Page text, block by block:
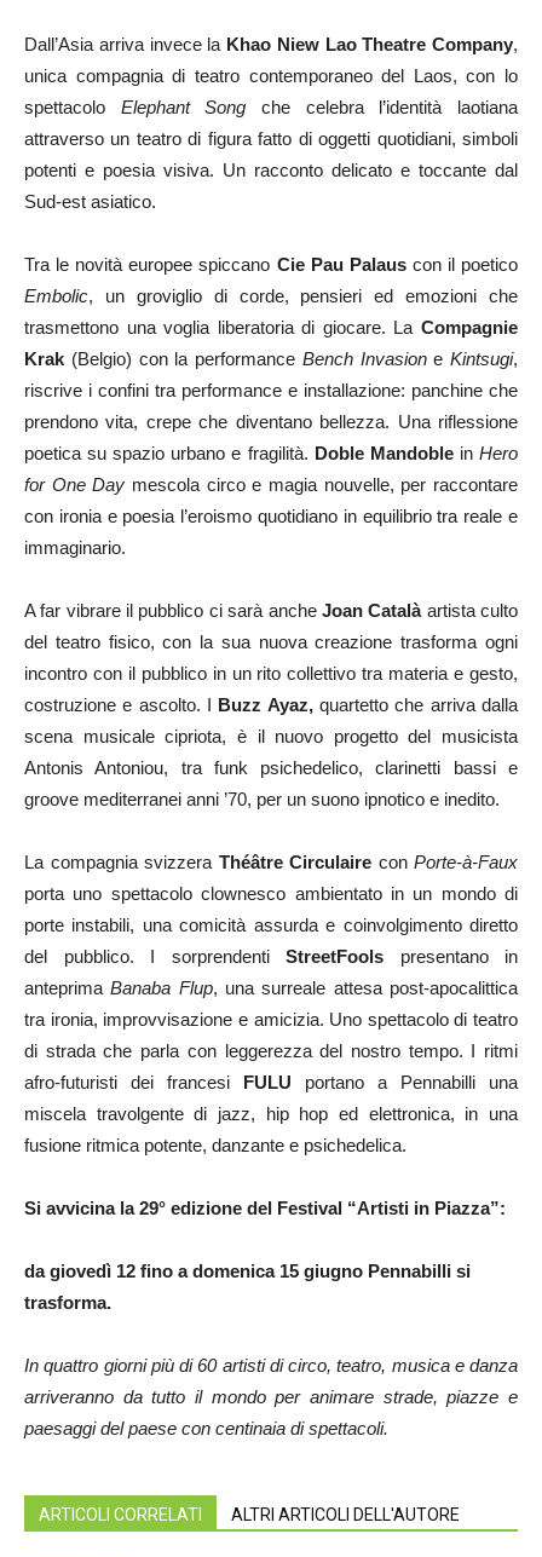
Dall’Asia arriva invece la Khao Niew Lao Theatre Company,
unica compagnia di teatro contemporaneo del Laos, con lo
spettacolo Elephant Song che celebra l’identità laotiana
attraverso un teatro di figura fatto di oggetti quotidiani, simboli
potenti e poesia visiva. Un racconto delicato e toccante dal
Sud-est asiatico.
Tra le novità europee spiccano Cie Pau Palauscon il poetico
Embolic, un groviglio di corde, pensieri ed emozioni che
trasmettono una voglia liberatoria di giocare. La Compagnie
Krak (Belgio) con la performance Bench Invasione Kintsugi,
riscrive i confini tra performance e installazione: panchine che
prendono vita, crepe che diventano bellezza. Una riflessione
poetica su spazio urbano e fragilità. Doble MandobleinHero
for One Day mescola circo e magia nouvelle, per raccontare
con ironia e poesia l’eroismo quotidiano in equilibrio tra reale e
immaginario.
A far vibrare il pubblico ci sarà anche Joan Català artista culto
del teatro fisico, con la sua nuova creazione trasforma ogni
incontro con il pubblico in un rito collettivo tra materia e gesto,
costruzione e ascolto. I Buzz Ayaz,quartetto che arriva dalla
scena musicale cipriota, è il nuovo progetto del musicista
Antonis Antoniou, tra funk psichedelico, clarinetti bassi e
groove mediterranei anni ’70, per un suono ipnotico e inedito.
La compagnia svizzera Théâtre Circulaire con Porte-à-Faux
porta uno spettacolo clownesco ambientato in un mondo di
porte instabili, una comicità assurda e coinvolgimento diretto
del pubblico. I sorprendenti StreetFools presentano in
anteprimaBanaba Flup, una surreale attesa post-apocalittica
tra ironia, improvvisazione e amicizia. Uno spettacolo di teatro
di strada che parla con leggerezza del nostro tempo. I ritmi
afro-futuristi dei francesi FULU portano a Pennabilli una
miscela travolgente di jazz, hip hop ed elettronica, in una
fusione ritmica potente, danzante e psichedelica.
Si avvicina la 29° edizione del Festival “Artisti in Piazza”:
da giovedì 12 fino a domenica 15 giugno Pennabilli si
trasforma.
In quattro giorni più di 60 artisti di circo, teatro, musica e danza
arriveranno da tutto il mondo per animare strade, piazze e
paesaggi del paese con centinaia di spettacoli.
ARTICOLI CORRELATI ALTRI ARTICOLI DELL'AUTORE